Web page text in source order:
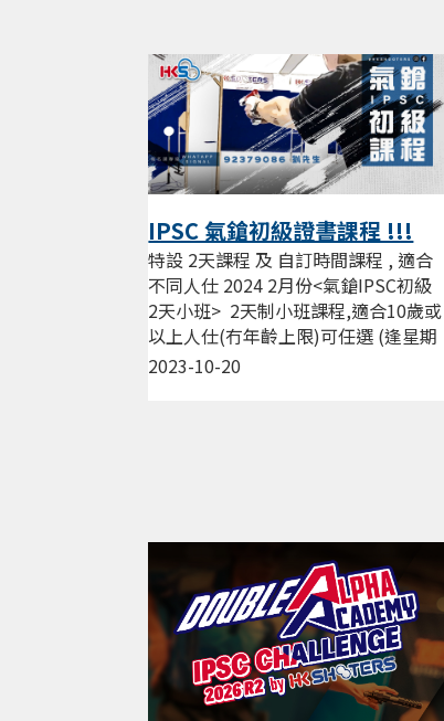
IPSC 氣鎗初級證書課程 !!!
2023-10-20
特設 2天課程 及 自訂時間課程 , 適合
不同人仕 2024 2月份<氣鎗IPSC初級
2天小班> 2天制小班課程,適合10歲或
以上人仕(冇年齡上限)可任選 (逢星期
三，五，六晚19:00...